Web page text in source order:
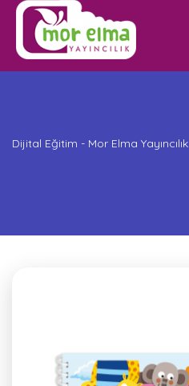
Dijital Eğitim - Mor Elma Yayıncılık